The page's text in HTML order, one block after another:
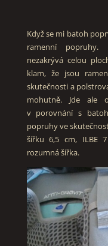
Když se mi batoh
ramenní popruhy.
nezakrývá celou
klam, že jsou
skutečnosti a
mohutně. Jde ale
v porovnání s
popruhy ve
šířku 6,5 cm, ILBE
rozumná šířka.